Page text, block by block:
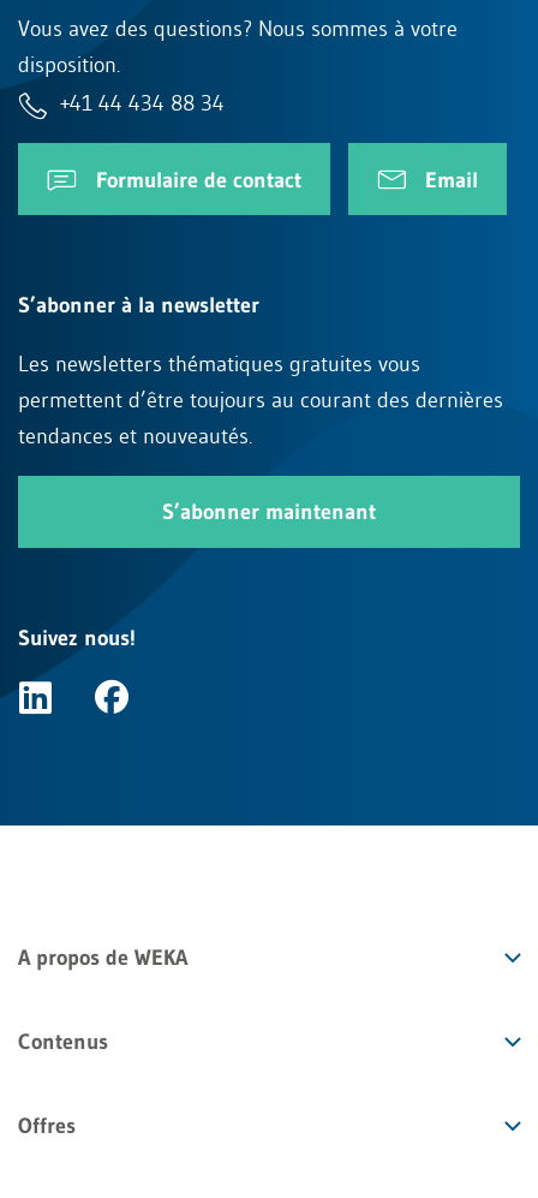
Vous avez des questions? Nous sommes à votre
disposition.
+41 44 434 88 34
Formulaire de contact Email
S’abonner à la newsletter
Les newsletters thématiques gratuites vous
permettent d’être toujours au courant des dernières
tendances et nouveautés.
S’abonner maintenant
Suivez nous!
A propos de WEKA
Contenus
Offres